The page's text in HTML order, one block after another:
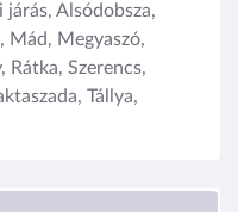
járás, Alsódobsza,
Mád, Megyaszó,
Rátka, Szerencs,
Tállya,